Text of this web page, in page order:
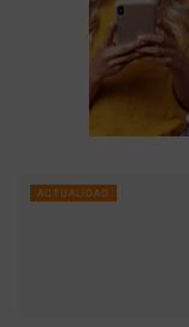
ACTUALIDAD